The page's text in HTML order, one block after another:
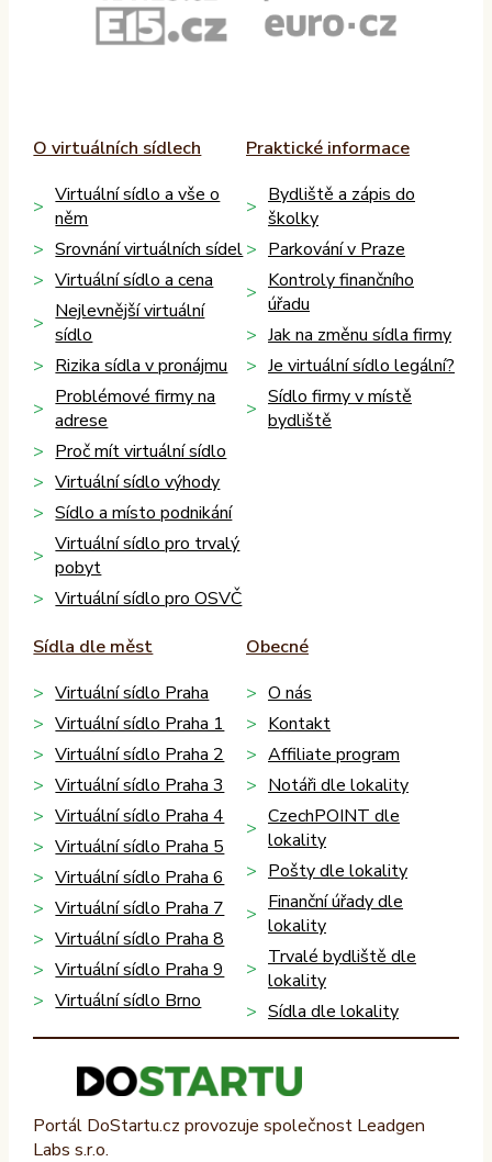
O virtuálních sídlech
Virtuální sídlo a vše o
něm
Srovnání virtuálních sídel
Virtuální sídlo a cena
Nejlevnější virtuální
sídlo
Rizika sídla v pronájmu
Problémové firmy na
adrese
Proč mít virtuální sídlo
Virtuální sídlo výhody
Sídlo a místo podnikání
Virtuální sídlo pro trvalý
pobyt
Virtuální sídlo pro OSVČ
Praktické informace
Bydliště a zápis do
školky
Parkování v Praze
Kontroly finančního
úřadu
Jak na změnu sídla firmy
Je virtuální sídlo legální?
Sídlo firmy v místě
bydliště
Sídla dle měst
Virtuální sídlo Praha
Virtuální sídlo Praha 1
Virtuální sídlo Praha 2
Virtuální sídlo Praha 3
Virtuální sídlo Praha 4
Virtuální sídlo Praha 5
Virtuální sídlo Praha 6
Virtuální sídlo Praha 7
Virtuální sídlo Praha 8
Virtuální sídlo Praha 9
Virtuální sídlo Brno
Obecné
O nás
Kontakt
Affiliate program
Notáři dle lokality
CzechPOINT dle
lokality
Pošty dle lokality
Finanční úřady dle
lokality
Trvalé bydliště dle
lokality
Sídla dle lokality
Portál DoStartu.cz provozuje společnost Leadgen
Labs s.r.o.